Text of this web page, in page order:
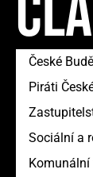
České
Piráti
Sociální a